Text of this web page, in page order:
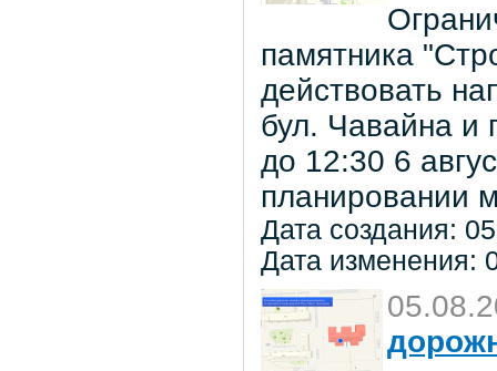
памятника
действовать
бул. Чавайна и
до 12:30 6
планировании
Дата создания:
Дата изменения: